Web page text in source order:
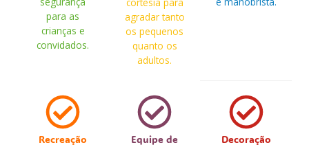
para as
crianças e
convidados.
cortesia para
agradar tanto
os pequenos
quanto os
adultos.
Recreação
Equipe de
Decoração